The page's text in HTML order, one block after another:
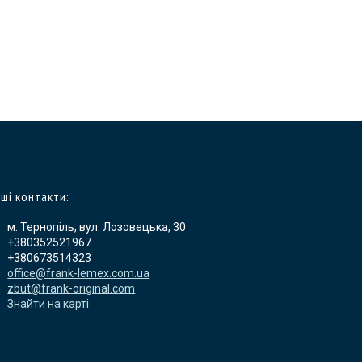
контакти:
м. Тернопіль, вул. Лозовецька, 30
+380352521967
+380673514323
office@frank-lemex.com.ua
zbut@frank-original.com
Знайти на карті